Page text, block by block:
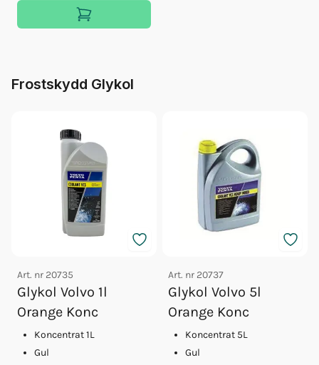
Frostskydd Glykol
Art. nr 20735
Glykol Volvo 1l
Orange Konc
Koncentrat 1L
Gul
Art. nr 20737
Glykol Volvo 5l
Orange Konc
Koncentrat 5L
Gul